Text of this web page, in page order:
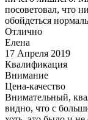
посоветовал, что
обойдеться
Отлично
Елена
17 Апреля 2019
Квалификация
Внимание
Цена-качество
Внимательный,
видно, что с